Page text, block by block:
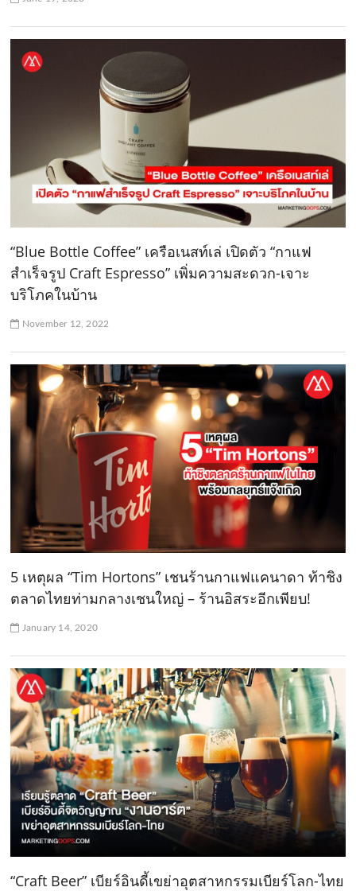
“Blue Bottle Coffee” เครือเนสท์เล่ เปิดตัว “กาแฟ
สำเร็จรูป Craft Espresso” เพิ่มความสะดวก-เจาะ
บริโภคในบ้าน
November 12, 2022
5 เหตุผล “Tim Hortons” เชนร้านกาแฟแคนาดา ท้าชิง
ตลาดไทยท่ามกลางเชนใหญ่ – ร้านอิสระอีกเพียบ!
January 14, 2020
“Craft Beer” เบียร์อินดี้เขย่าอุตสาหกรรมเบียร์โลก-ไทย